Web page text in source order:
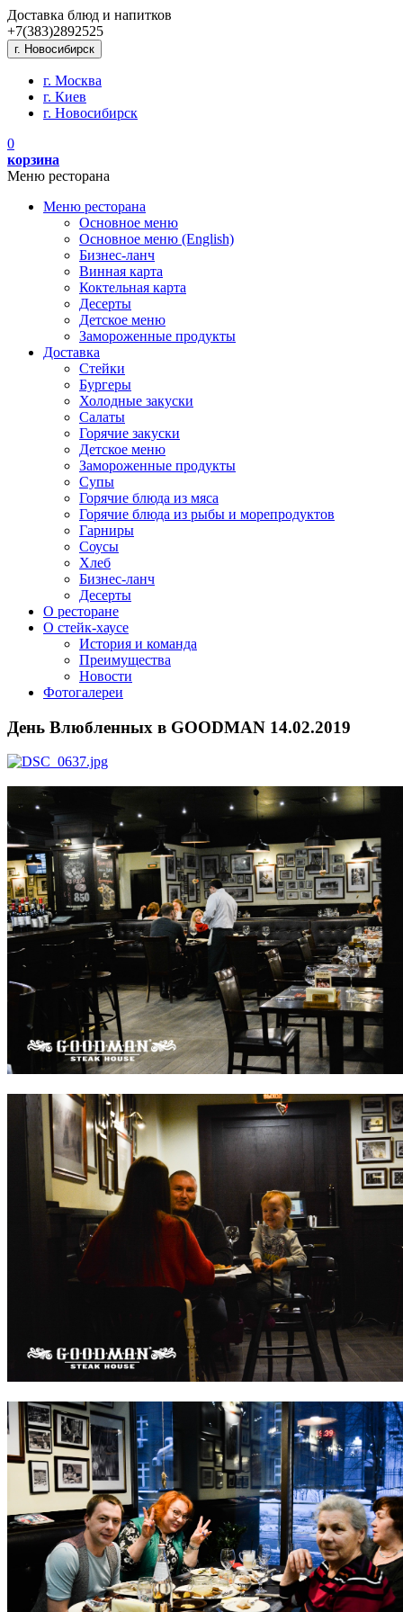
Доставка блюд и напитков
+7(383)2892525
г. Новосибирск
г. Москва
г. Киев
г. Новосибирск
0
корзина
Меню ресторана
Меню ресторана
Основное меню
Основное меню (English)
Бизнес-ланч
Винная карта
Коктельная карта
Десерты
Детское меню
Замороженные продукты
Доставка
Стейки
Бургеры
Холодные закуски
Салаты
Горячие закуски
Детское меню
Замороженные продукты
Супы
Горячие блюда из мяса
Горячие блюда из рыбы и морепродуктов
Гарниры
Соусы
Хлеб
Бизнес-ланч
Десерты
О ресторане
О стейк-хаусе
История и команда
Преимущества
Новости
Фотогалереи
День Влюбленных в GOODMAN 14.02.2019